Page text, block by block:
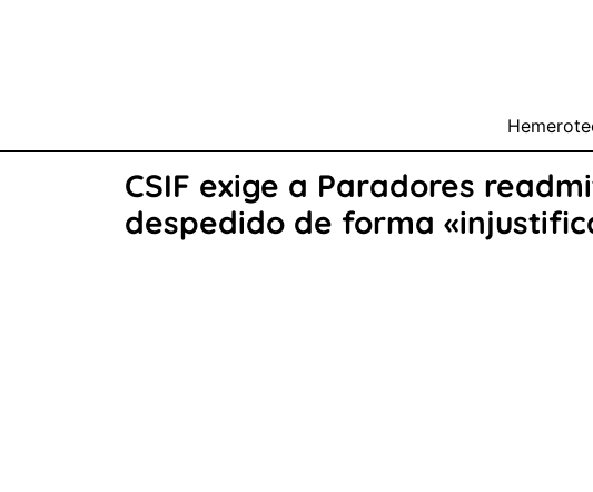
CSIF exige a Paradores
despedido de forma